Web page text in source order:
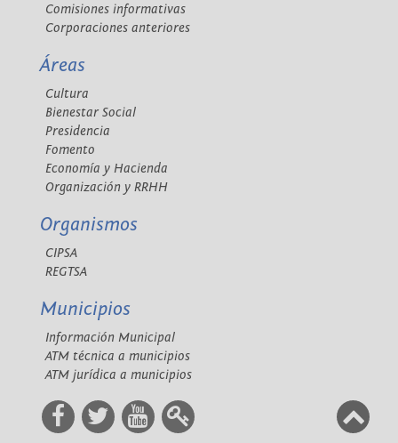
Comisiones informativas
Corporaciones anteriores
Áreas
Cultura
Bienestar Social
Presidencia
Fomento
Economía y Hacienda
Organización y RRHH
Organismos
CIPSA
REGTSA
Municipios
Información Municipal
ATM técnica a municipios
ATM jurídica a municipios